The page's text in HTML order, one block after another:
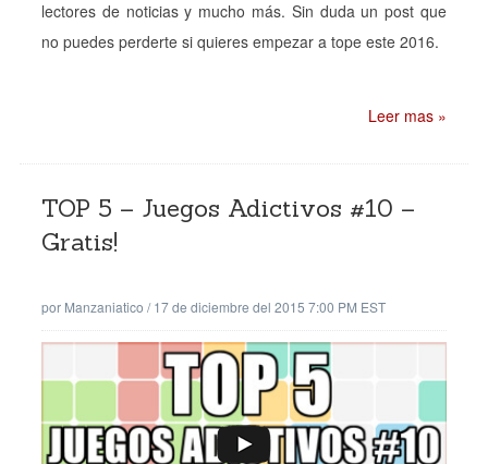
lectores de noticias y mucho más. Sin duda un post que
no puedes perderte si quieres empezar a tope este 2016.
Leer mas »
TOP 5 – Juegos Adictivos #10 –
Gratis!
por Manzaniatico /17 de diciembre del 2015 7:00 PM EST